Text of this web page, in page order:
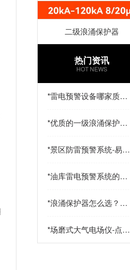
二级浪涌保护器
热门资讯
HOT NEWS
*雷电预警设备哪家质量
*优质的一级浪涌保护器
防雷
*景区防雷预警系统-易造
*油库雷电预警系统的传
看-易造
*浪涌保护器怎么选？三
策略助您精准选型-易造
*场磨式大气电场仪-点击
了解更多-易造